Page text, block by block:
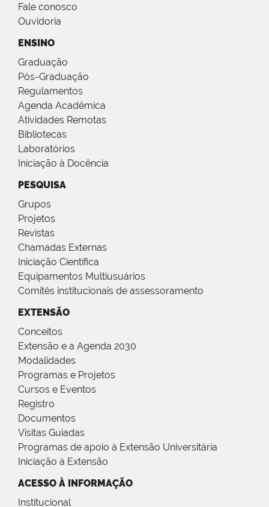
Fale conosco
Ouvidoria
ENSINO
Graduação
Pós-Graduação
Regulamentos
Agenda Acadêmica
Atividades Remotas
Bibliotecas
Laboratórios
Iniciação à Docência
PESQUISA
Grupos
Projetos
Revistas
Chamadas Externas
Iniciação Científica
Equipamentos Multiusuários
Comitês institucionais de assessoramento
EXTENSÃO
Conceitos
Extensão e a Agenda 2030
Modalidades
Programas e Projetos
Cursos e Eventos
Registro
Documentos
Visitas Guiadas
Programas de apoio à Extensão Universitária
Iniciação à Extensão
ACESSO À INFORMAÇÃO
Institucional